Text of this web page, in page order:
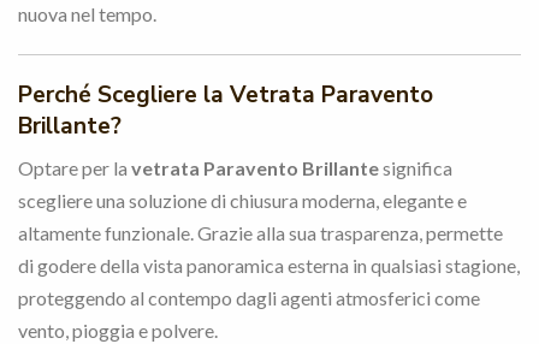
nuova nel tempo.
Perché Scegliere la Vetrata Paravento
Brillante?
Optare per la vetrata Paravento Brillantesignifica
scegliere una soluzione di chiusura moderna, elegante e
altamente funzionale. Grazie alla sua trasparenza, permette
di godere della vista panoramica esterna in qualsiasi stagione,
proteggendo al contempo dagli agenti atmosferici come
vento, pioggia e polvere.